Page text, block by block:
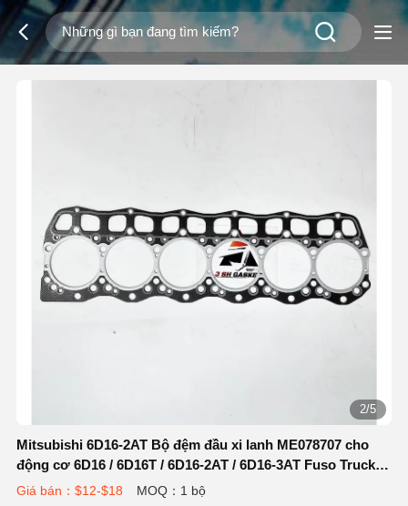
2/5
Mitsubishi 6D16-2AT Bộ đệm đầu xi lanh ME078707 cho
động cơ 6D16 / 6D16T / 6D16-2AT / 6D16-3AT Fuso Truck
Parts
Giá bán：$12-$18 MOQ：1 bộ